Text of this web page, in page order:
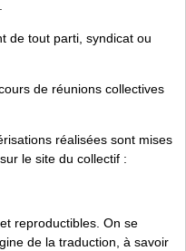
de tout parti, syndicat ou
de réunions collectives
réalisées sont mises
le site du collectif :
reproductibles. On se
de la traduction, à savoir